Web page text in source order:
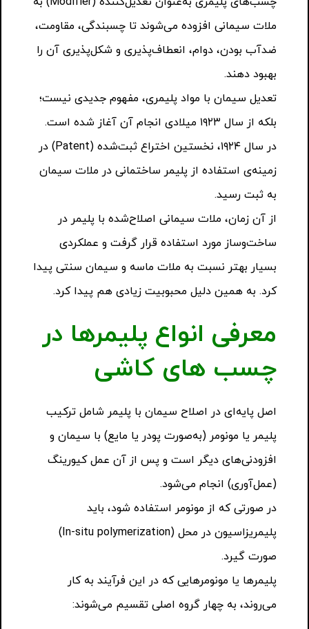
ملات سیمانی افزوده می‌شوند تا چسبندگی، مقاومت،
ضدآب بودن، دوام، انعطاف‌پذیری و شکل‌پذیری آن را
بهبود دهند.
تعدیل سیمان با مواد پلیمری، مفهوم جدیدی نیست؛
بلکه از سال ۱۹۲۳ میلادی انجام آن آغاز شده است.
در سال ۱۹۲۴، نخستین اختراع ثبت‌شده (Patent) در
زمینه‌ی استفاده از پلیمر ساختمانی در ملات سیمان
به ثبت رسید.
از آن زمان، ملات سیمانی اصلاح‌شده با پلیمر در
ساخت‌وساز مورد استفاده قرار گرفت و عملکردی
بسیار بهتر نسبت به ملات ماسه و سیمان سنتی پیدا
کرد. به همین دلیل محبوبیت زیادی هم پیدا کرد.
معرفی انواع پلیمرها در
چسب های کاشی
اصل پایه‌ای در اصلاح سیمان با پلیمر شامل ترکیب
پلیمر یا مونومر (به‌صورت پودر یا مایع) با سیمان و
افزودنی‌های دیگر است و پس از آن عمل کیورینگ
(عمل‌آوری) انجام می‌شود.
در صورتی که از مونومر استفاده شود، باید
پلیمریزاسیون در محل (In-situ polymerization)
صورت گیرد.
پلیمرها یا مونومرهایی که در این فرآیند به کار
می‌روند، به چهار گروه اصلی تقسیم می‌شوند: